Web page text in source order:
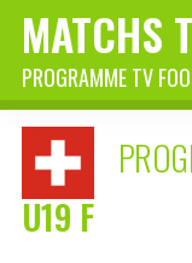
MATCHS
PROGRAMME TV
U19 F